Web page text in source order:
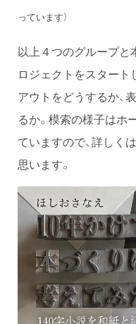
っています）
以上４つのグループ
ロジェクトをスタート
アウトをどうするか、
るか。模索の様子はホ
ていますので、詳しく
思います。